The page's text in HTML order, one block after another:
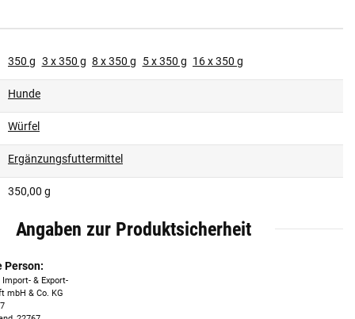
350 g 3 x 350 g 8 x 350 g 5 x 350 g 16 x 350 g
Hunde
Würfel
Ergänzungsfuttermittel
350,00 g
Angaben zur Produktsicherheit
Person:
Import- & Export-
mbH & Co. KG